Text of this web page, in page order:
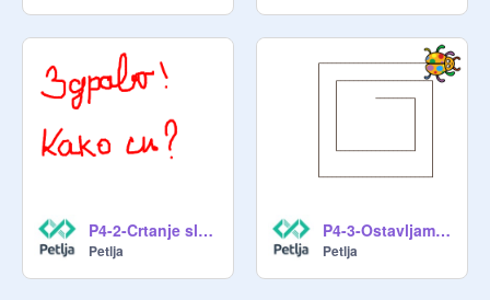
P4-2-Crtanje slobodnom rukom2
Petlja
P4-3-Ostavljam trag1
Petlja